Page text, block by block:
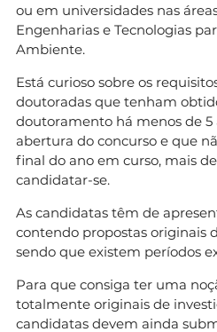
ou em universidades nas
Engenharias e Tecnologias
Ambiente.
Está curioso sobre os
doutoradas que tenham
doutoramento há menos de 5
abertura do concurso e que
final do ano em curso, mais
candidatar-se.
As candidatas têm de
contendo propostas originais
sendo que existem períodos
Para que consiga ter uma
totalmente originais de
candidatas devem ainda